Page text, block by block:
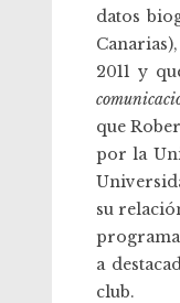
datos
2011 y
que
por la
su
programa
a
club.